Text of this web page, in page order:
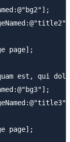
page];
est, qui
page];